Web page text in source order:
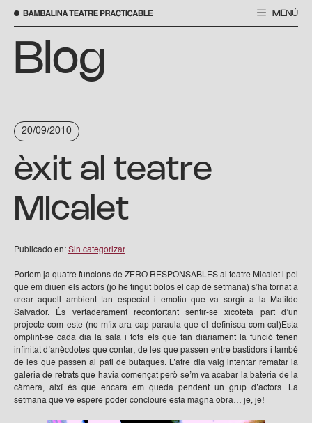
Saltar
contenido
MENÚ
Blog
20/09/2010
èxit al teatre
MIcalet
Publicado en: Sin categorizar
Portem ja quatre funcions de ZERO RESPONSABLES al teatre Micalet i pel
que em diuen els actors (jo he tingut bolos el cap de setmana) s’ha tornat a
crear aquell ambient tan especial i emotiu que va sorgir a la Matilde
Salvador. És vertaderament reconfortant sentir-se xicoteta part d’un
projecte com este (no m’ix ara cap paraula que el definisca com cal)Esta
omplint-se cada dia la sala i tots els que fan diàriament la funció tenen
infinitat d’anècdotes que contar; de les que passen entre bastidors i també
de les que passen al pati de butaques. L’atre dia vaig intentar rematar la
galeria de retrats que havia començat però se’m va acabar la bateria de la
càmera, així és que encara em queda pendent un grup d’actors. La
setmana que ve espere poder concloure esta magna obra… je, je!